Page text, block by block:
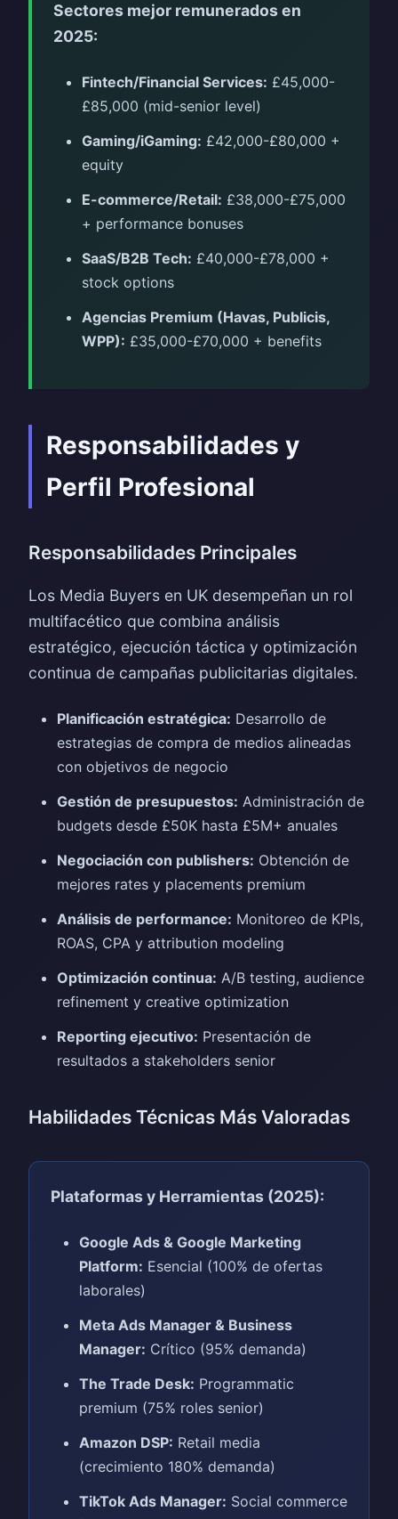
Sectores mejor remunerados en
2025:
Fintech/Financial Services: £45,000-
£85,000 (mid-senior level)
Gaming/iGaming: £42,000-£80,000 +
equity
E-commerce/Retail: £38,000-£75,000
+ performance bonuses
SaaS/B2B Tech: £40,000-£78,000 +
stock options
Agencias Premium (Havas, Publicis,
WPP): £35,000-£70,000 + benefits
Responsabilidades y
Perfil Profesional
Responsabilidades Principales
Los Media Buyers en UK desempeñan un rol
multifacético que combina análisis
estratégico, ejecución táctica y optimización
continua de campañas publicitarias digitales.
Planificación estratégica: Desarrollo de
estrategias de compra de medios alineadas
con objetivos de negocio
Gestión de presupuestos: Administración de
budgets desde £50K hasta £5M+ anuales
Negociación con publishers: Obtención de
mejores rates y placements premium
Análisis de performance: Monitoreo de KPIs,
ROAS, CPA y attribution modeling
Optimización continua: A/B testing, audience
refinement y creative optimization
Reporting ejecutivo: Presentación de
resultados a stakeholders senior
Habilidades Técnicas Más Valoradas
Plataformas y Herramientas (2025):
Google Ads & Google Marketing
Platform: Esencial (100% de ofertas
laborales)
Meta Ads Manager & Business
Manager: Crítico (95% demanda)
The Trade Desk: Programmatic
premium (75% roles senior)
Amazon DSP: Retail media
(crecimiento 180% demanda)
TikTok Ads Manager: Social commerce